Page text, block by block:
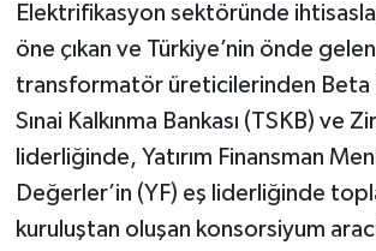
Elektrifikasyon sektöründe
öne çıkan ve Türkiye’nin önde gelen
transformatör üreticilerinden Beta
Sınai Kalkınma Bankası (TSKB) ve
liderliğinde, Yatırım Finansman
Değerler’in (YF) eş liderliğinde
kuruluştan oluşan konsorsiyum